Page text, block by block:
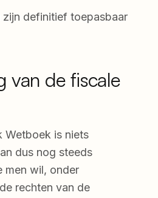
definitief toepasbaar
van de fiscale
Wetboek is niets
dus nog steeds
men wil, onder
rechten van de